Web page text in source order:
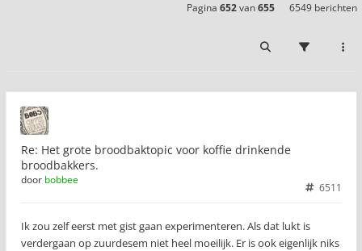
Pagina 652van655 6549 berichten
Re: Het grote broodbaktopic voor koffie drinkende
broodbakkers.
6511
door bobbee
Ik zou zelf eerst met gist gaan experimenteren. Als dat lukt is
verdergaan op zuurdesem niet heel moeilijk. Er is ook eigenlijk niks